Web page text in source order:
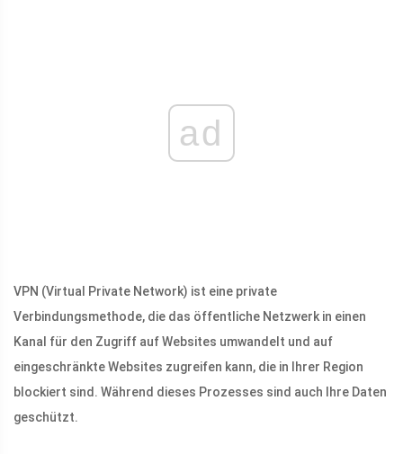
ad
VPN (Virtual Private Network) ist eine private
Verbindungsmethode, die das öffentliche Netzwerk in einen
Kanal für den Zugriff auf Websites umwandelt und auf
eingeschränkte Websites zugreifen kann, die in Ihrer Region
blockiert sind. Während dieses Prozesses sind auch Ihre Daten
geschützt.